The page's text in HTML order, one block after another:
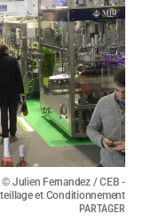
Julien Fernandez / CEB -
et Conditionnement
PARTAGER